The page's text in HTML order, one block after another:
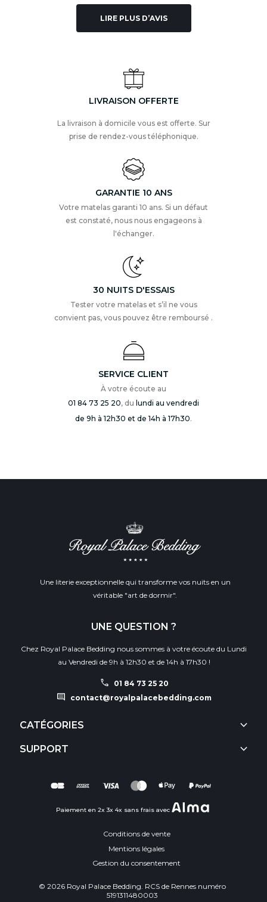
LIRE PLUS D’AVIS
LIVRAISON OFFERTE
La livraison à domicile vous est offerte. Sur
prise de rendez-vous téléphonique.
GARANTIE 10 ANS
Votre matelas garanti 10 ans. Si un défaut
est constaté, nous nous engageons à
l'échanger.
30 NUITS D'ESSAIS
Tester votre matelas et s’il ne vous
convient pas, vous pouvez être remboursé .
SERVICE CLIENT
À votre écoute au
01 84 73 25 20, du lundi au vendredi
de 9h à 12h30 et de 14h à 17h30.
Une literie exceptionnelle qui transforme vos nuits en un
véritable "art de dormir".
UNE QUESTION ?
Chez Royal Palace Bedding nous sommes à votre écoute du Lundi
au Vendredi de 9h à 12h30 et de 14h à 17h30 !
call 01 84 73 25 20
comment contact@royalpalacebedding.com
CATÉGORIES keyboard_arrow_down
SUPPORT keyboard_arrow_down
Paiement en 2x 3x 4x sans frais avec
© 2026 Royal Palace Bedding. RCS de Rennes numéro
5191311480003
Conditions de vente
Mentions légales
Gestion du consentement